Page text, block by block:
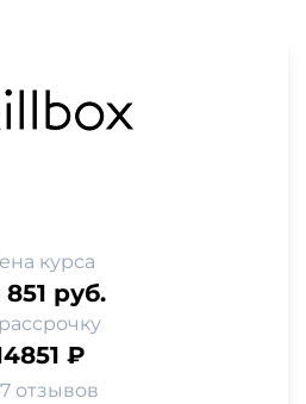
курса
851 руб.
₽
отзывов